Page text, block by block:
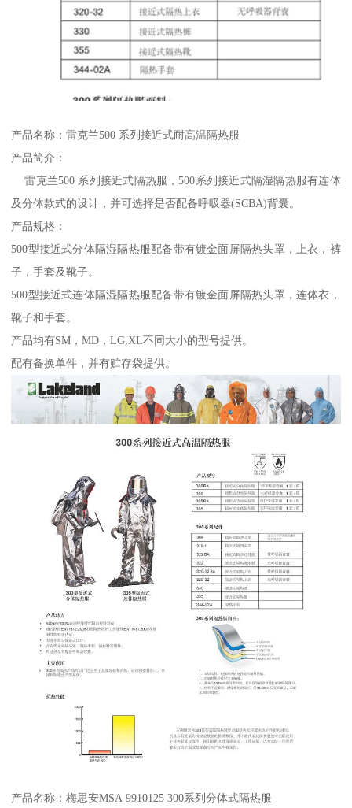
产品名称：雷克兰500 系列接近式耐高温隔热服
产品简介：
雷克兰500 系列接近式隔热服，500系列接近式隔湿隔热服有连体
及分体款式的设计，并可选择是否配备呼吸器(SCBA)背囊。
产品规格：
500型接近式分体隔湿隔热服配备带有镀金面屏隔热头罩，上衣，裤
子，手套及靴子。
500型接近式连体隔湿隔热服配备带有镀金面屏隔热头罩，连体衣，
靴子和手套。
产品均有SM，MD，LG,XL不同大小的型号提供。
配有备换单件，并有贮存袋提供。
产品名称：梅思安MSA 9910125 300系列分体式隔热服